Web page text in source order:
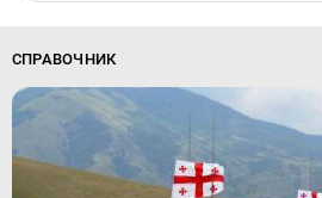
СПРАВОЧНИК